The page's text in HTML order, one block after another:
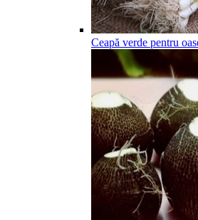
Ceapă verde pentru